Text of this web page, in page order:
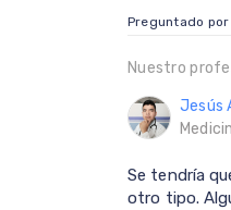
Preguntado
Nuestro
Jesús
Se tendría
otro tipo.